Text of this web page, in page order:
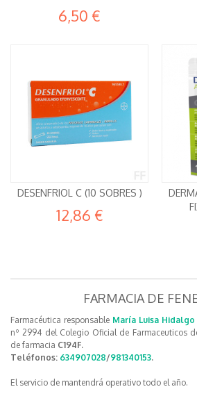
6,50 €
DESENFRIOL C (10 SOBRES )
12,86 €
FARMACIA DE
Farmacéutica responsable María Luisa
nº 2994 del Colegio Oficial de Farmaceuticos
de farmacia C194F.
Teléfonos: 634907028/981340153.
El servicio de mantendrá operativo todo el año.